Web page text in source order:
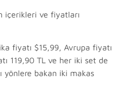
içerikleri ve fiyatları
fiyatı $15,99, Avrupa fiyatı
119,90 TL ve her iki set de
yönlere bakan iki makas